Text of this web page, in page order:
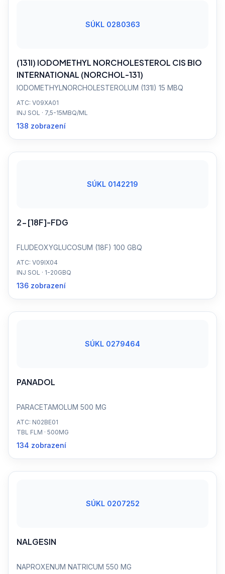
SÚKL 0280363
(131I) IODOMETHYL NORCHOLESTEROL CIS BIO
INTERNATIONAL (NORCHOL-131)
IODOMETHYLNORCHOLESTEROLUM (131I) 15 MBQ
ATC: V09XA01
INJ SOL · 7,5-15MBQ/ML
138 zobrazení
SÚKL 0142219
2-[18F]-FDG
FLUDEOXYGLUCOSUM (18F) 100 GBQ
ATC: V09IX04
INJ SOL · 1-20GBQ
136 zobrazení
SÚKL 0279464
PANADOL
PARACETAMOLUM 500 MG
ATC: N02BE01
TBL FLM · 500MG
134 zobrazení
SÚKL 0207252
NALGESIN
NAPROXENUM NATRICUM 550 MG